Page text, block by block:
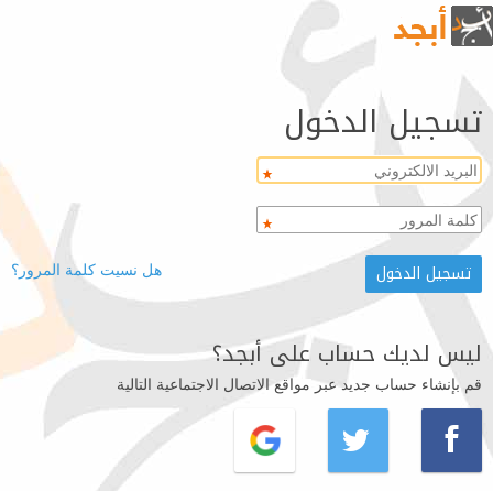
تسجيل الدخول
هل نسيت كلمة المرور؟
ليس لديك حساب على أبجد؟
قم بإنشاء حساب جديد عبر مواقع الاتصال الاجتماعية التالية